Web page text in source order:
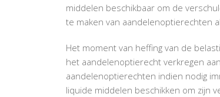
middelen beschikbaar om de
te maken van aandelenoptierechten
Het moment van heffing van de
het aandelenoptierecht verkregen
aandelenoptierechten indien nodig
liquide middelen beschikken om zijn